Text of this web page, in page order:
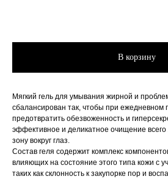
В корзину
Мягкий гель для умывания жирной и
сбалансирован так, чтобы при ежедневном
предотвратить обезвоженность и
эффективное и деликатное очищение
зону вокруг глаз.
Состав геля содержит комплекс
влияющих на состояние этого типа кожи с
таких как склонность к закупорке пор и